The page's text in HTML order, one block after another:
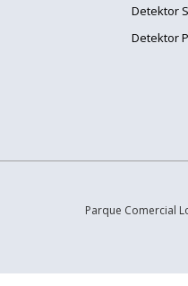
Detektor
Detektor
Parque Comercial